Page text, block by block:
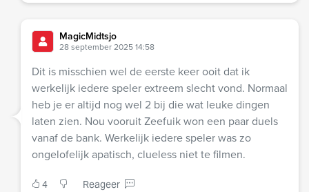
MagicMidtsjo
28 september 2025 14:58
Dit is misschien wel de eerste keer ooit dat ik
werkelijk iedere speler extreem slecht vond. Normaal
heb je er altijd nog wel 2 bij die wat leuke dingen
laten zien. Nou vooruit Zeefuik won een paar duels
vanaf de bank. Werkelijk iedere speler was zo
ongelofelijk apatisch, clueless niet te filmen.
4 Reageer